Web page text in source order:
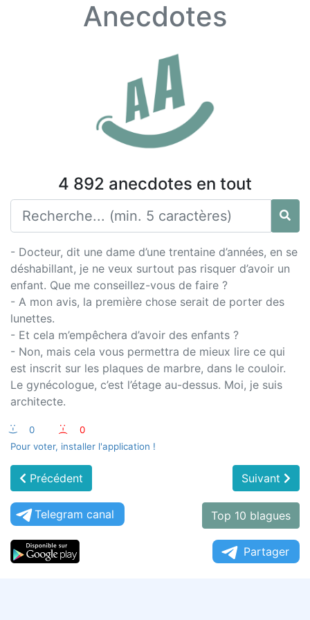
Anecdotes
4 892 anecdotes en tout
- Docteur, dit une dame d’une trentaine d’années, en se
déshabillant, je ne veux surtout pas risquer d’avoir un
enfant. Que me conseillez-vous de faire ?
- A mon avis, la première chose serait de porter des
lunettes.
- Et cela m’empêchera d’avoir des enfants ?
- Non, mais cela vous permettra de mieux lire ce qui
est inscrit sur les plaques de marbre, dans le couloir.
Le gynécologue, c’est l’étage au-dessus. Moi, je suis
architecte.
:-) 0 :-(
0
Pour voter, installer l'application !
Précédent Suivant
Telegram canal Top 10 blagues
Partager